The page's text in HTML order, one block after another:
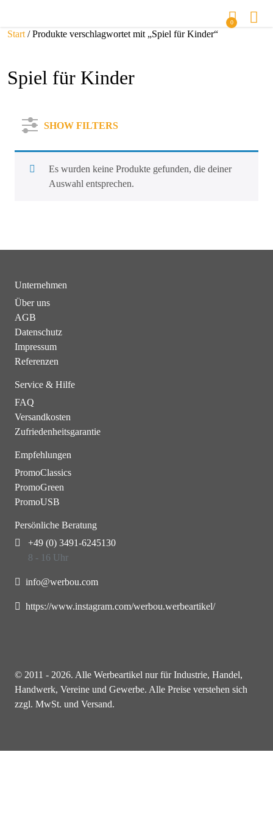
0
Start / Produkte verschlagwortet mit „Spiel für Kinder“
Spiel für Kinder
SHOW FILTERS
Es wurden keine Produkte gefunden, die deiner
Auswahl entsprechen.
Unternehmen
Über uns
AGB
Datenschutz
Impressum
Referenzen
Service & Hilfe
FAQ
Versandkosten
Zufriedenheitsgarantie
Empfehlungen
PromoClassics
PromoGreen
PromoUSB
Persönliche Beratung
+49 (0) 3491-6245130
8 - 16 Uhr
info@werbou.com
https://www.instagram.com/werbou.werbeartikel/
© 2011 - 2026. Alle Werbeartikel nur für Industrie, Handel,
Handwerk, Vereine und Gewerbe. Alle Preise verstehen sich
zzgl. MwSt. und Versand.